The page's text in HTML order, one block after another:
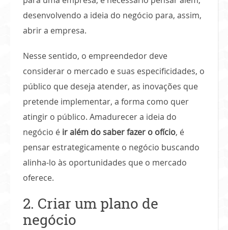
desenvolvendo a ideia do negócio para, assim,
abrir a empresa.
Nesse sentido, o empreendedor deve
considerar o mercado e suas especificidades, o
público que deseja atender, as inovações que
pretende implementar, a forma como quer
atingir o público. Amadurecer a ideia do
negócio é ir além do saber fazer o ofício, é
pensar estrategicamente o negócio buscando
alinha-lo às oportunidades que o mercado
oferece.
2. Criar um plano de
negócio